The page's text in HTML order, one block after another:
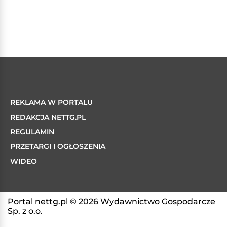
REKLAMA W PORTALU
REDAKCJA NETTG.PL
REGULAMIN
PRZETARGI I OGŁOSZENIA
WIDEO
Portal nettg.pl © 2026 Wydawnictwo Gospodarcze
Sp. z o.o.